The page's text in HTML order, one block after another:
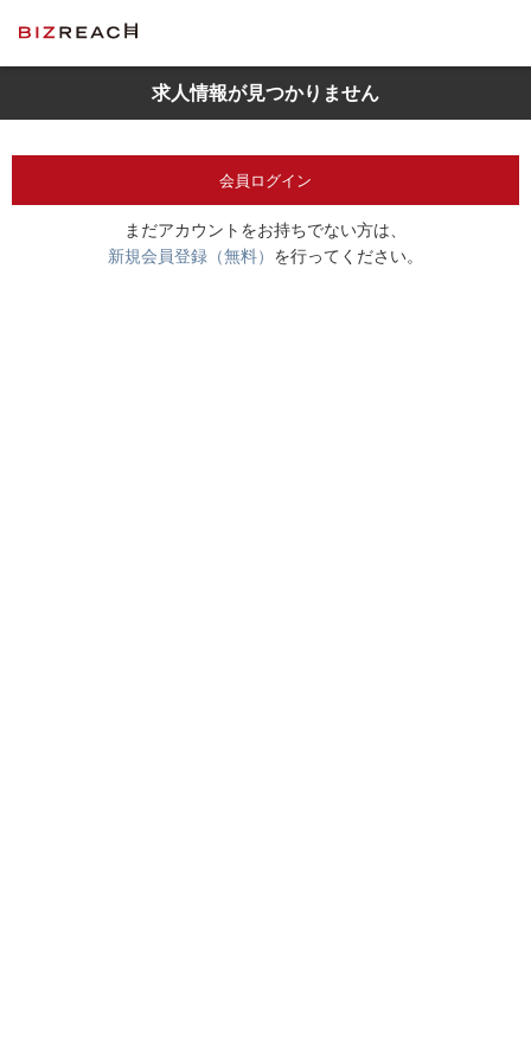
求人情報が見つかりません
会員ログイン
まだアカウントをお持ちでない方は、
新規会員登録（無料） を行ってください。